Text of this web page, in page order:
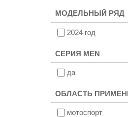
МОДЕЛЬНЫЙ РЯД
2024 год
СЕРИЯ MEN
да
ОБЛАСТЬ
мотоспорт